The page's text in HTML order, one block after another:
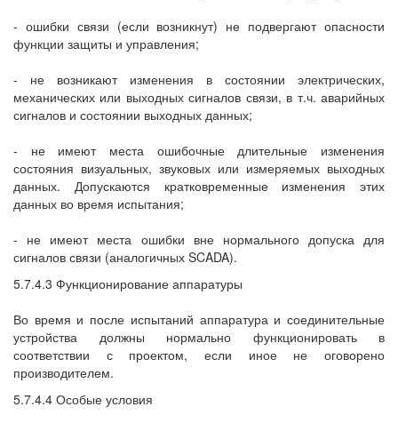
- ошибки связи (если возникнут) не подвергают опасности
функции защиты и управления;
- не возникают изменения в состоянии электрических,
механических или выходных сигналов связи, в т.ч. аварийных
сигналов и состоянии выходных данных;
- не имеют места ошибочные длительные изменения
состояния визуальных, звуковых или измеряемых выходных
данных. Допускаются кратковременные изменения этих
данных во время испытания;
- не имеют места ошибки вне нормального допуска для
сигналов связи (аналогичных SCADA).
5.7.4.3 Функционирование аппаратуры
Во время и после испытаний аппаратура и соединительные
устройства должны нормально функционировать в
соответствии с проектом, если иное не оговорено
производителем.
5.7.4.4 Особые условия